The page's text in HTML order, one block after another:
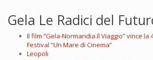
Gela Le Radici del
Il film “Gela-Normandia.Il Viaggio” vince la
Festival “Un Mare di Cinema”
Leopoli